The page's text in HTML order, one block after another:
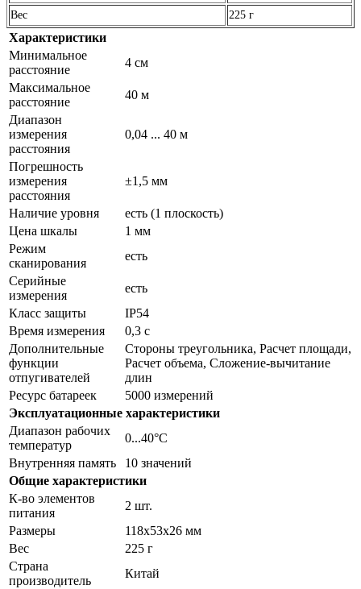
Вес
225 г
Характеристики
Минимальное
расстояние
4 см
Максимальное
расстояние
40 м
Диапазон
измерения
расстояния
0,04 ... 40 м
Погрешность
измерения
расстояния
±1,5 мм
Наличие уровня
есть (1 плоскость)
Цена шкалы
1 мм
Режим
сканирования
есть
Серийные
измерения
есть
Класс защиты
IP54
Время измерения
0,3 с
Дополнительные
функции
отпугивателей
Стороны треугольника, Расчет площади,
Расчет объема, Сложение-вычитание
длин
Ресурс батареек
5000 измерений
Эксплуатационные характеристики
Диапазон рабочих
температур
0...40°C
Внутренняя память
10 значений
Общие характеристики
К-во элементов
питания
2 шт.
Размеры
118x53x26 мм
Вес
225 г
Страна
производитель
Китай